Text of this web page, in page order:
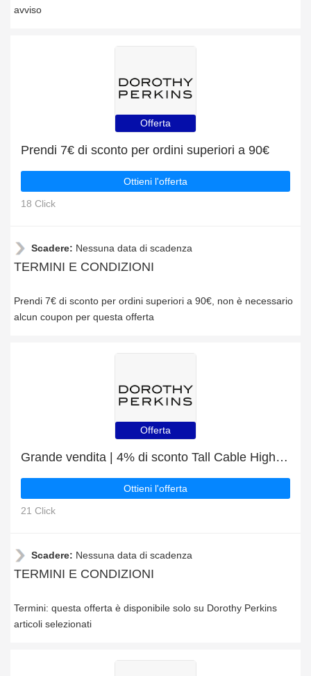
avviso
Offerta
Prendi 7€ di sconto per ordini superiori a 90€
Ottieni l'offerta
18 Click
Scadere: Nessuna data di scadenza
TERMINI E CONDIZIONI
Prendi 7€ di sconto per ordini superiori a 90€, non è necessario
alcun coupon per questa offerta
Offerta
Grande vendita | 4% di sconto Tall Cable High Neck Jumper
Ottieni l'offerta
21 Click
Scadere: Nessuna data di scadenza
TERMINI E CONDIZIONI
Termini: questa offerta è disponibile solo su Dorothy Perkins
articoli selezionati